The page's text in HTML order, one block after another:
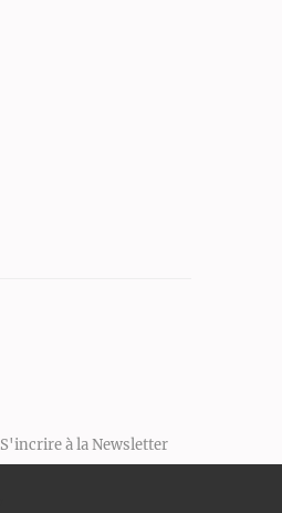
S'incrire à la Newsletter